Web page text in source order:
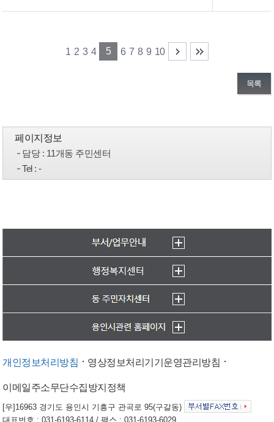
1 2 3 4 5 6 7 8 9 10
목록
페이지정보
담당: 11개동 주민센터
Tel: -
개인정보처리방침 영상정보처리기기운영관리방침
이메일주소무단수집방지정책
[우]16963 경기도 용인시 기흥구 관곡로 95(구갈동)
대표번호 : 031-6193-6114 / 팩스 : 031-6193-6029